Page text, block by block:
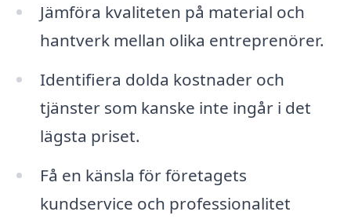
Jämföra kvaliteten på material och
hantverk mellan olika entreprenörer.
Identifiera dolda kostnader och
tjänster som kanske inte ingår i det
lägsta priset.
Få en känsla för företagets
kundservice och professionalitet